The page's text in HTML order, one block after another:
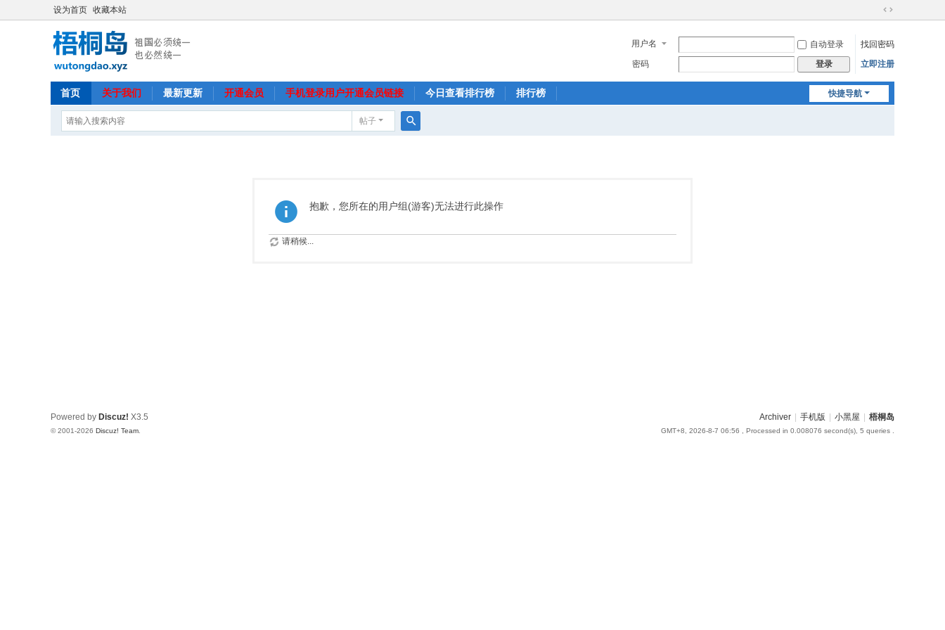
设为首页 收藏本站
切
到
宽
用户名 自动登录
找回密码
密码
登录 立即注册
快捷导航
首页 关于我们 最新更新 开通会员 手机登录用户开通会员链接 今日查看排行榜 排行榜
帖子
抱歉，您所在的用户组(游客)无法进行此操作
请稍候...
Archiver 手机版 小黑屋 梧桐岛
GMT+8, 2026-8-7 06:56 , Processed in 0.008076 second(s), 5 queries .
Powered by Discuz! X3.5
© 2001-2026 Discuz! Team